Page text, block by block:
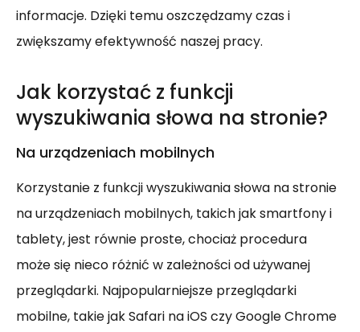
informacje. Dzięki temu oszczędzamy czas i
zwiększamy efektywność naszej pracy.
Jak korzystać z funkcji
wyszukiwania słowa na stronie?
Na urządzeniach mobilnych
Korzystanie z funkcji wyszukiwania słowa na stronie
na urządzeniach mobilnych, takich jak smartfony i
tablety, jest równie proste, chociaż procedura
może się nieco różnić w zależności od używanej
przeglądarki. Najpopularniejsze przeglądarki
mobilne, takie jak Safari na iOS czy Google Chrome